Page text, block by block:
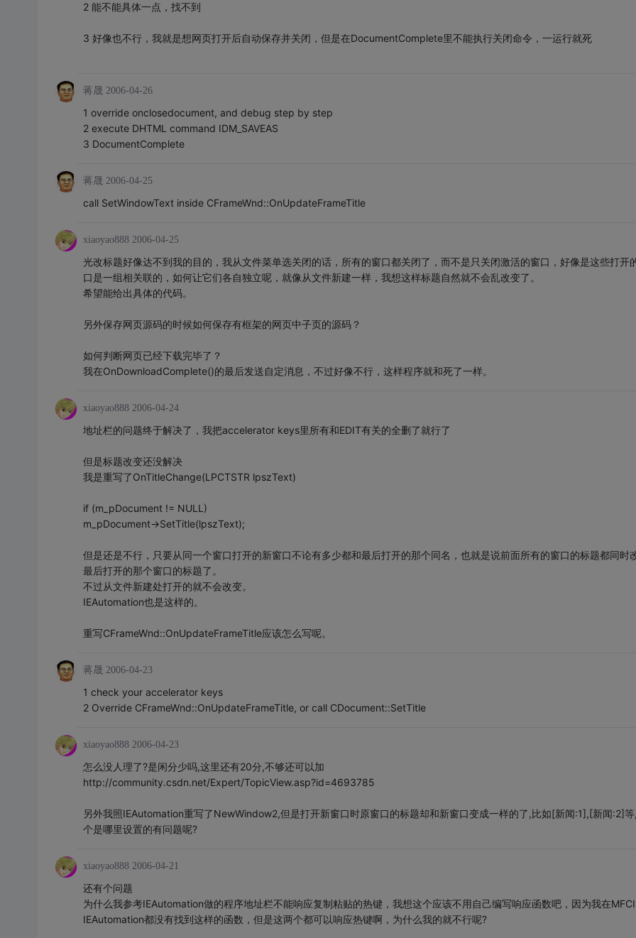
2 能不能具体一点，找不到
3 好像也不行，我就是想网页打开后自动保存并关闭，但是在DocumentComplete里不能执行关闭命令，一运行就死
蒋晟 2006-04-26
1 override onclosedocument, and debug step by step
2 execute DHTML command IDM_SAVEAS
3 DocumentComplete
蒋晟 2006-04-25
call SetWindowText inside CFrameWnd::OnUpdateFrameTitle
xiaoyao888 2006-04-25
光改标题好像达不到我的目的，我从文件菜单选关闭的话，所有的窗口都关闭了，而不是只关闭激活的窗口，好像是这些打开
口是一组相关联的，如何让它们各自独立呢，就像从文件新建一样，我想这样标题自然就不会乱改变了。
希望能给出具体的代码。
另外保存网页源码的时候如何保存有框架的网页中子页的源码？
如何判断网页已经下载完毕了？
我在OnDownloadComplete()的最后发送自定消息，不过好像不行，这样程序就和死了一样。
xiaoyao888 2006-04-24
地址栏的问题终于解决了，我把accelerator keys里所有和EDIT有关的全删了就行了
但是标题改变还没解决
我是重写了OnTitleChange(LPCTSTR lpszText)
if (m_pDocument != NULL)
m_pDocument->SetTitle(lpszText);
但是还是不行，只要从同一个窗口打开的新窗口不论有多少都和最后打开的那个同名，也就是说前面所有的窗口的标题都同时
最后打开的那个窗口的标题了。
不过从文件新建处打开的就不会改变。
IEAutomation也是这样的。
重写CFrameWnd::OnUpdateFrameTitle应该怎么写呢。
蒋晟 2006-04-23
1 check your accelerator keys
2 Override CFrameWnd::OnUpdateFrameTitle, or call CDocument::SetTitle
xiaoyao888 2006-04-23
怎么没人理了?是闲分少吗,这里还有20分,不够还可以加
http://community.csdn.net/Expert/TopicView.asp?id=4693785
另外我照IEAutomation重写了NewWindow2,但是打开新窗口时原窗口的标题却和新窗口变成一样的了,比如[新闻:1],[新闻:2]
个是哪里设置的有问题呢?
xiaoyao888 2006-04-21
还有个问题
为什么我参考IEAutomation做的程序地址栏不能响应复制粘贴的热键，我想这个应该不用自己编写响应函数吧，因为我在
IEAutomation都没有找到这样的函数，但是这两个都可以响应热键啊，为什么我的就不行呢?